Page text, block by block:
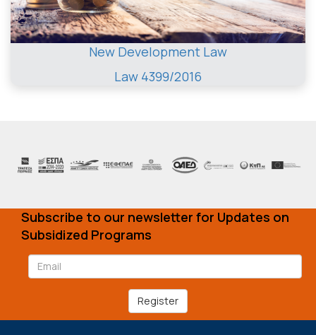
New Development Law
Law 4399/2016
Subscribe to our newsletter for Updates on
Subsidized Programs
Register